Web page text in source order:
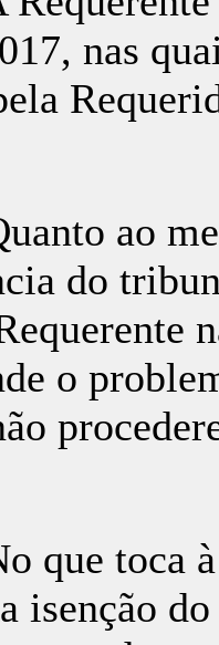
nas
ao
do
o
toca à
isenção